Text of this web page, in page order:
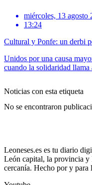
miércoles, 13 agosto
13:24
Cultural y Ponfe: un derbi
Unidos por una causa
cuando la solidaridad llama
Noticias con esta etiqueta
No se encontraron
Leoneses.es es tu diario
León capital, la provincia
cercanía. Hecho por y para